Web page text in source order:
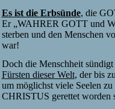
Es ist die Erbsünde, die
Er „WAHRER GOTT und
sterben und den Menschen
war!
Doch die Menschheit
Fürsten dieser Welt, der bis
um möglichst viele Seelen
CHRISTUS gerettet worden